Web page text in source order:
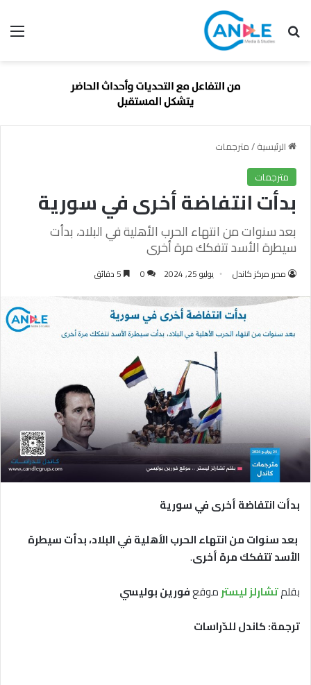
بحث عن
الرئيسية/مترجمات
مترجمات
بدأت انتفاضة أخرى في سورية
بعد سنوات من انتهاء الحرب الأهلية في البلاد، بدأت
سيطرة الأسد تتفكك مرة أخرى
محرر مركز كاندل يوليو 25, 2024 0
بدأت انتفاضة أخرى في سورية
بعد سنوات من انتهاء الحرب الأهلية في البلاد، بدأت سيطرة
الأسد تتفكك مرة أخرى.
بقلمتشارلز ليسترموقعفورين بوليسي
ترجمة: كاندل للدّراسات